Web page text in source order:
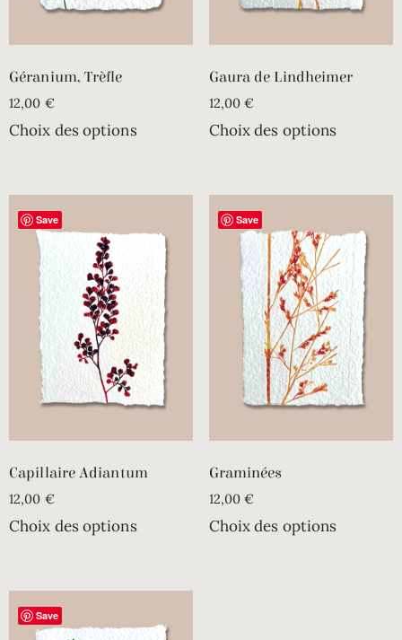
Géranium, Trèfle
12,00 €
Choix des options
Gaura de Lindheimer
12,00€
Choix des options
Save
Capillaire Adiantum
12,00 €
Choix des options
Save
Graminées
12,00€
Choix des options
Save